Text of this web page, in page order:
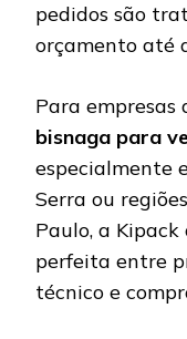
pedidos são
orçamento até
Para empresas
bisnaga para
especialmente
Serra ou
Paulo, a
perfeita entre
técnico e